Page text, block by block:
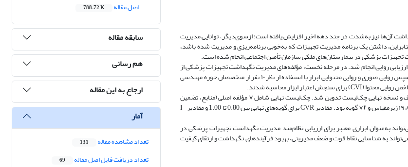
آن‌ها نیز به‌شدت در چند دهه اخیر افزایش‌ یافته است؛ از‌سوی‌دیگر، توانایی مدیریت
داشتن یک برنامه مدیریت تجهیزات که به‌خوبی برنامه‌ریزی و مدیریت شده باشد،
پزشکی در بیمارستان‌های ملکی سازمان تأمین اجتماعی انجام شده است.
روایی انجام شد. در مرحله نخست، مؤلفه‌های مدیریت نگهداشت تجهیزات پزشکی از
طریق مرور منابع علمی و مطالعات پیشین استخراج و نسخه اولیه چک‌لیست تدوین گردید. سپس روایی صوری و روایی محتوایی ابزار با استفاده از نظر ۱۰ نفر از متخصصان حوزه مهندسی
در این مطالعه پس از بررسی نظر خبرگان، ۶ گویه به دلیل کسب امتیاز ناکافی حذف و نسخه نهایی چک‌لیست تدوین شد. چک‌لیست نهایی شامل ۷ مؤلفه اصلی (منابع، تضمین
کیفیت، بررسی و نگهداشت پیشگیرانه، بانک اطلاعاتی، سرویس‌ها، آموزش و طراحی و اجرا)، ۱۹ زیرمقیاس و ۷۲ گویه بود. مقادیر CVR برای گویه‌های نهایی بین 0.80 تا 1.00 و مقادیر I-
به‌عنوان ابزاری معتبر برای ارزیابی نظام‌مند مدیریت نگهداشت تجهیزات پزشکی در
به شناسایی نقاط قوت و ضعف مدیریتی، بهبود فرآیندهای نگهداشت و ارتقای کیفیت
اصل مقاله
788.72 K
سابقه مقاله
هم رسانی
ارجاع به این مقاله
آمار
تعداد مشاهده مقاله 131
تعداد دریافت فایل اصل مقاله 69